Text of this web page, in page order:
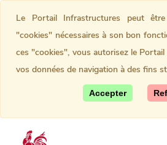
Le Portail Infrastructures peut
"cookies" nécessaires à son bon
ces "cookies", vous autorisez le
vos données de navigation à des fins
Accepter